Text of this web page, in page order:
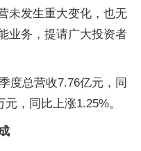
未发生重大变化，也无
业务，提请广大投资者
度总营收7.76亿元，同
，同比上涨1.25%。